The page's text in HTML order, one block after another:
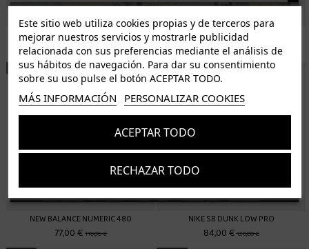
NIKE SB DUNK LOW PRO
84,00 €120,00 €
NEW BALANCE NUMERIC 480
77,00 €110,00 €
-33,00 €
NEW BALANCE NUMERIC 480
77,00 €110,00 €
-36,00 €
NIKE SB DUNK LOW PRO
84,00 €120,00 €
Este sitio web utiliza cookies propias y de terceros para
mejorar nuestros servicios y mostrarle publicidad
relacionada con sus preferencias mediante el análisis de
sus hábitos de navegación. Para dar su consentimiento
sobre su uso pulse el botón ACEPTAR TODO.
MÁS INFORMACIÓN PERSONALIZAR COOKIES
RECHAZAR TODO
ACEPTAR TODO
Suscríbete
Acepto lostérminos y condicionesy lapolítica de privacidad